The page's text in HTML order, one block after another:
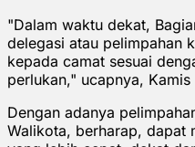
"Dalam waktu dekat,
delegasi atau pelimpahan
kepada camat sesuai
perlukan," ucapnya, Kamis
Dengan adanya
Walikota, berharap, dapat